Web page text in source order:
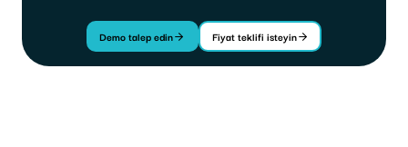
Demo talep edin Fiyat teklifi isteyin